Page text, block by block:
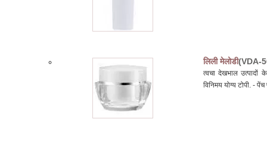
लिली मेलोडी(VDA-
त्वचा देखभाल
विनिमय योग्य टोपी. -